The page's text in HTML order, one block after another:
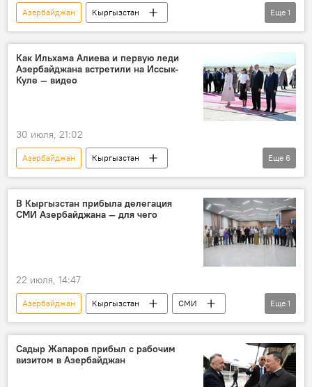
Азербайджан
Кыргызстан
Ильхам Алиев
отношения
Еще 1
Как Ильхама Алиева и первую леди
Азербайджана встретили на Иссык-
Куле — видео
30 июля, 21:02
Азербайджан
Кыргызстан
Садыр Жапаров
Ильхам Алиев
Мехрибан Алиева
Айгуль Жапарова
встреча
государственный визит
Еще 6
В Кыргызстан прибыла делегация
СМИ Азербайджана — для чего
22 июля, 14:47
Азербайджан Кыргызстан
СМИ
визит
Еще 1
Садыр Жапаров прибыл с рабочим
визитом в Азербайджан